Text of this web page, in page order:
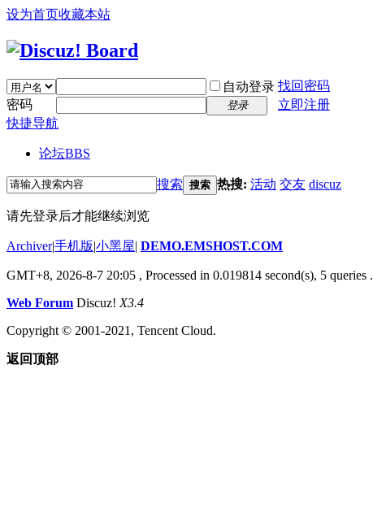
设为首页收藏本站
自动登录 找回密码
密码
登录
立即注册
快捷导航
论坛BBS
搜索 搜索 热搜: 活动 交友 discuz
请先登录后才能继续浏览
Archiver|手机版|小黑屋| DEMO.EMSHOST.COM
GMT+8, 2026-8-7 20:05 , Processed in 0.019814 second(s), 5 queries .
Web Forum Discuz! X3.4
Copyright © 2001-2021, Tencent Cloud.
返回顶部